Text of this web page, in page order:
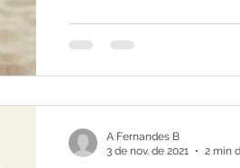
A Fernandes B
3 de nov. de 2021
2 min